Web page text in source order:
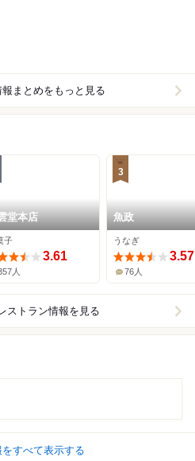
まとめをもっと見る
堂本店
子
3.61
人
3
魚政
うなぎ
3.57
76人
ストラン情報を見る
すべて表示する